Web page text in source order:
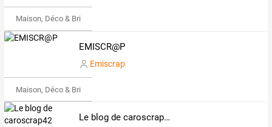
Maison, Déco & Bricolage
EMISCR@P
Emiscrap
Maison, Déco & Bricolage
Le blog de caroscrap42